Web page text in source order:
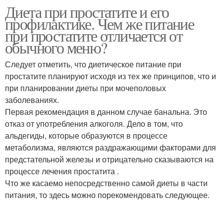
Диета при простатите и его
профилактике. Чем же питание
при простатите отличается от
обычного меню?
Следует отметить, что диетическое питание при
простатите планируют исходя из тех же принципов, что и
при планировании диеты при мочеполовых
заболеваниях.
Первая рекомендация в данном случае банальна. Это
отказ от употребления алкоголя. Дело в том, что
альдегиды, которые образуются в процессе
метаболизма, являются раздражающими факторами для
предстательной железы и отрицательно сказываются на
процессе лечения простатита .
Что же касаемо непосредственно самой диеты в части
питания, то здесь можно порекомендовать следующее.